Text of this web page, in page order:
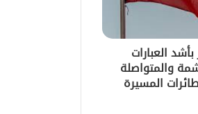
العبارات
والمتواصلة
المسيرة